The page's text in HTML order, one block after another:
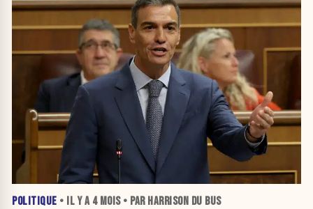
POLITIQUE • IL Y A 4 MOIS• PAR HARRISON DU BUS